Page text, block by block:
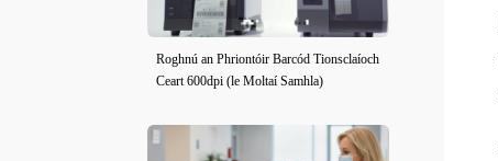
Roghnú an Phriontóir Barcód Tionsclaíoch
Ceart 600dpi (le Moltaí Samhla)